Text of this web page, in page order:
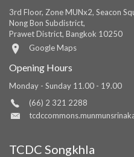
3rd Floor, Zone MUNx2, Seacon
Nong Bon Subdistrict,
Prawet District, Bangkok 10250
Google Maps
Opening Hours
Monday - Sunday 11.00 - 19.00
(66) 2 321 2288
TCDC Songkhla